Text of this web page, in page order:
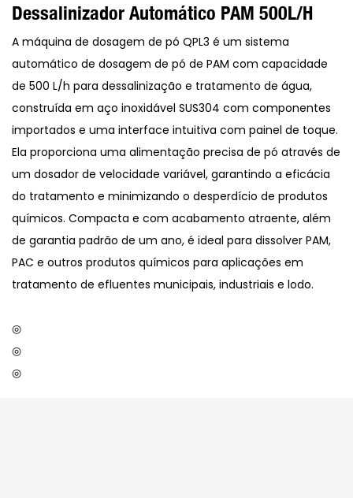
Dessalinizador Automático PAM 500L/h
A máquina de dosagem de pó QPL3 é um sistema
automático de dosagem de pó de PAM com capacidade
de 500 L/h para dessalinização e tratamento de água,
construída em aço inoxidável SUS304 com componentes
importados e uma interface intuitiva com painel de toque.
Ela proporciona uma alimentação precisa de pó através de
um dosador de velocidade variável, garantindo a eficácia
do tratamento e minimizando o desperdício de produtos
químicos. Compacta e com acabamento atraente, além
de garantia padrão de um ano, é ideal para dissolver PAM,
PAC e outros produtos químicos para aplicações em
tratamento de efluentes municipais, industriais e lodo.
◎
◎
◎